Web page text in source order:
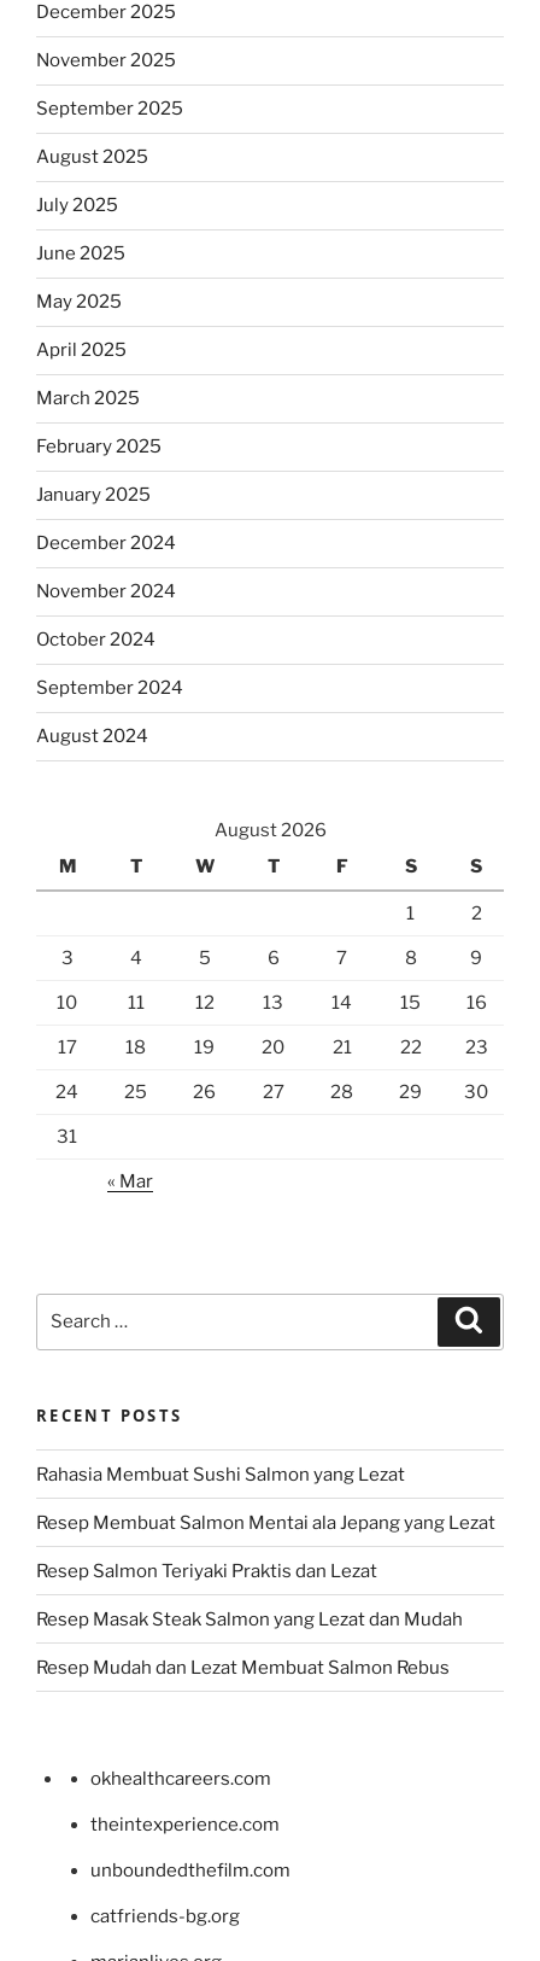
December 2025
November 2025
September 2025
August 2025
July 2025
June 2025
May 2025
April 2025
March 2025
February 2025
January 2025
December 2024
November 2024
October 2024
September 2024
August 2024
August 2026
M
T W T F S S
1 2
3 4 5 6 7 8 9
10 11 12 13 14 15 16
17 18 19 20 21 22 23
24 25 26 27 28 29 30
31
« Mar
RECENT POSTS
Rahasia Membuat Sushi Salmon yang Lezat
Resep Membuat Salmon Mentai ala Jepang yang Lezat
Resep Salmon Teriyaki Praktis dan Lezat
Resep Masak Steak Salmon yang Lezat dan Mudah
Resep Mudah dan Lezat Membuat Salmon Rebus
okhealthcareers.com
theintexperience.com
unboundedthefilm.com
catfriends-bg.org